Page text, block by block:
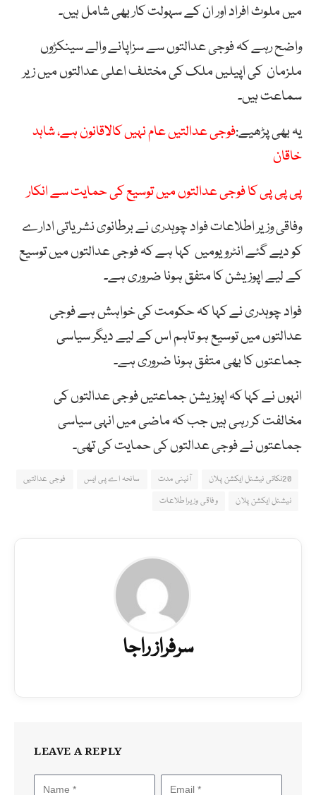
میں ملوث افراد اور ان کے سہولت کار بھی شامل ہیں۔
واضح رہے کہ فوجی عدالتوں سے سزاپانے والے سینکڑوں
ملزمان کی اپیلیں ملک کی مختلف اعلی عدالتوں میں زیر
سماعت ہیں۔
یہ بھی پڑھیے:فوجی عدالتیں عام نہیں کالاقانون ہے، شاہد
خاقان
پی پی پی کا فوجی عدالتوں میں توسیع کی حمایت سے انکار
وفاقی وزیر اطلاعات فواد چوہدری نے برطانوی نشریاتی ادارے
کو دیے گئے انٹرویومیں کہا ہے کہ فوجی عدالتوں میں توسیع
کے لیے اپوزیشن کا متفق ہونا ضروری ہے۔
فواد چوہدری نے کہا کہ حکومت کی خواہش ہے فوجی
عدالتوں میں توسیع ہو تاہم اس کے لیے دیگر سیاسی
جماعتوں کا بھی متفق ہونا ضروری ہے۔
انہوں نے کہا کہ اپوزیشن جماعتیں فوجی عدالتوں کی
مخالفت کر رہی ہیں جب کہ ماضی میں انہی سیاسی
جماعتوں نے فوجی عدالتوں کی حمایت کی تھی۔
20نکاتی نیشنل ایکشن پلان آئینی مدت سانحہ اے پی ایس
فوجی عدالتیں
نیشنل ایکشن پلان
وفاقی وزیراطلاعات
سرفراز راجا
LEAVE A REPLY